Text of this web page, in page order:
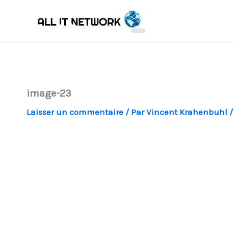
image-23
Laisser un commentaire / ParVincent Krahenbuhl /